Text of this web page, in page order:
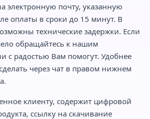
электронную почту, указанную
оплаты в сроки до 15 минут. В
технические задержки. Если
обращайтесь к нашим
с радостью Вам помогут. Удобнее
через чат в правом нижнем
клиенту, содержит цифровой
ссылку на скачивание